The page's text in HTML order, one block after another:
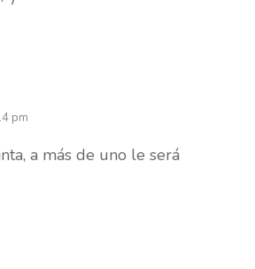
pm
a más de uno le será